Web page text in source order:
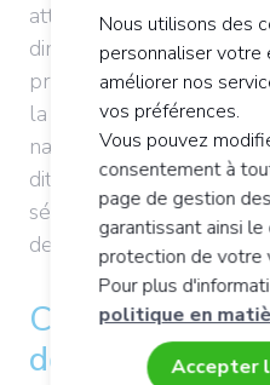
atteint son pic entre 2 et
diminue durant la
premières heures du
la
sécrétion de
naturellement, tandis
dites de la veille
sérotonine. C'est
de varier tout au long
Comment
de mélatonine
Nous utilisons des
personnaliser votre
améliorer nos
vos préférences.
Vous pouvez
consentement à
page de gestion
garantissant ainsi
protection de votre
Pour plus
politique en
Accepter